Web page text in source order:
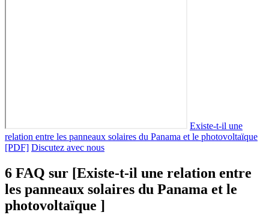
Existe-t-il une
relation entre les panneaux solaires du Panama et le photovoltaïque
[PDF] Discutez avec nous
6 FAQ sur [Existe-t-il une relation entre
les panneaux solaires du Panama et le
photovoltaïque ]